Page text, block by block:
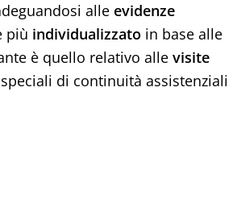
alle evidenze
più individualizzato in base alle
è quello relativo alle visite
di continuità assistenziali